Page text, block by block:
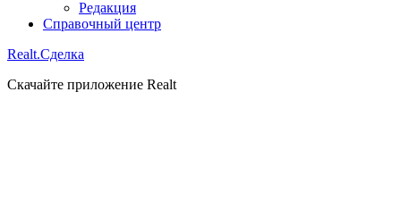
Редакция
Справочный центр
Realt.Сделка
Скачайте приложение Realt